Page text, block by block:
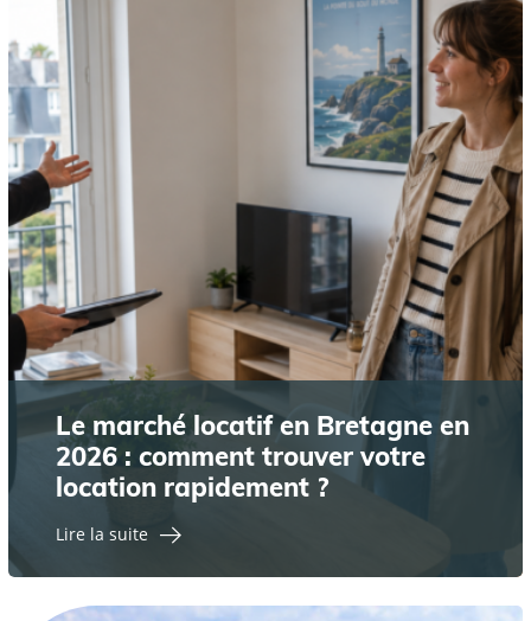
Le marché locatif en Bretagne en
2026 : comment trouver votre
location rapidement ?
Lire la suite